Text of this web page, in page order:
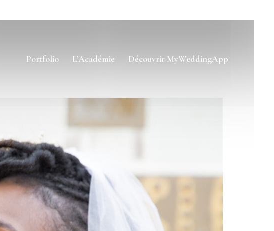
Portfolio L’Académie Découvrir MyWeddingApp